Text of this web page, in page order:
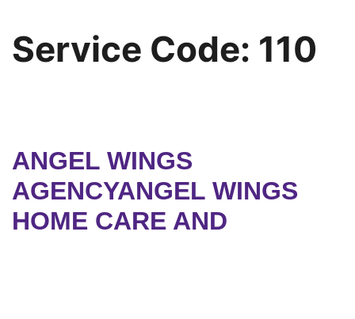
Service Code: 110
ANGEL WINGS
AGENCYANGEL WINGS
HOME CARE AND